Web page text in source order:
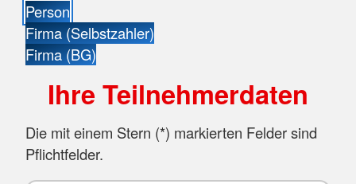
Person
Firma (Selbstzahler)
Firma (BG)
Ihre Teilnehmerdaten
Die mit einem Stern (*) markierten Felder sind
Pflichtfelder.